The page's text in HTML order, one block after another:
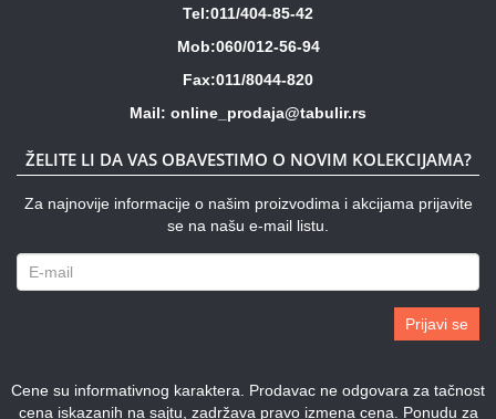
Tel:011/404-85-42
Mob:060/012-56-94
Fax:011/8044-820
Mail: online_prodaja@tabulir.rs
ŽELITE LI DA VAS OBAVESTIMO O NOVIM KOLEKCIJAMA?
Za najnovije informacije o našim proizvodima i akcijama prijavite
se na našu e-mail listu.
Prijavi se
Cene su informativnog karaktera. Prodavac ne odgovara za tačnost
cena iskazanih na sajtu, zadržava pravo izmena cena. Ponudu za